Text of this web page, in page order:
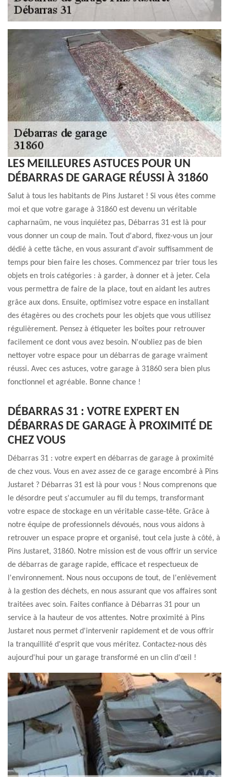
LES MEILLEURES ASTUCES POUR UN
DÉBARRAS DE GARAGE RÉUSSI À 31860
Salut à tous les habitants de Pins Justaret ! Si vous êtes comme
moi et que votre garage à 31860 est devenu un véritable
capharnaüm, ne vous inquiétez pas, Débarras 31 est là pour
vous donner un coup de main. Tout d'abord, fixez-vous un jour
dédié à cette tâche, en vous assurant d'avoir suffisamment de
temps pour bien faire les choses. Commencez par trier tous les
objets en trois catégories : à garder, à donner et à jeter. Cela
vous permettra de faire de la place, tout en aidant les autres
grâce aux dons. Ensuite, optimisez votre espace en installant
des étagères ou des crochets pour les objets que vous utilisez
régulièrement. Pensez à étiqueter les boîtes pour retrouver
facilement ce dont vous avez besoin. N'oubliez pas de bien
nettoyer votre espace pour un débarras de garage vraiment
réussi. Avec ces astuces, votre garage à 31860 sera bien plus
fonctionnel et agréable. Bonne chance !
DÉBARRAS 31 : VOTRE EXPERT EN
DÉBARRAS DE GARAGE À PROXIMITÉ DE
CHEZ VOUS
Débarras 31 : votre expert en débarras de garage à proximité
de chez vous. Vous en avez assez de ce garage encombré à Pins
Justaret ? Débarras 31 est là pour vous ! Nous comprenons que
le désordre peut s'accumuler au fil du temps, transformant
votre espace de stockage en un véritable casse-tête. Grâce à
notre équipe de professionnels dévoués, nous vous aidons à
retrouver un espace propre et organisé, tout cela juste à côté, à
Pins Justaret, 31860. Notre mission est de vous offrir un service
de débarras de garage rapide, efficace et respectueux de
l'environnement. Nous nous occupons de tout, de l'enlèvement
à la gestion des déchets, en nous assurant que vos affaires sont
traitées avec soin. Faites confiance à Débarras 31 pour un
service à la hauteur de vos attentes. Notre proximité à Pins
Justaret nous permet d'intervenir rapidement et de vous offrir
la tranquillité d'esprit que vous méritez. Contactez-nous dès
aujourd'hui pour un garage transformé en un clin d'œil !